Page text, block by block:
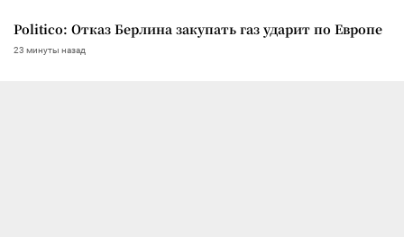
Politico: Отказ Берлина закупать газ ударит по Европе
23 минуты назад